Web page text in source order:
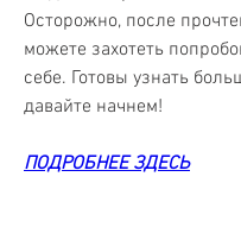
Осторожно, после
можете захотеть
себе. Готовы узнать
давайте начнем!
ПОДРОБНЕЕ ЗДЕСЬ